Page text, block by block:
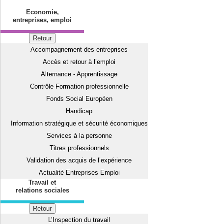
Economie,
entreprises, emploi
Retour
Accompagnement des entreprises
Accès et retour à l’emploi
Alternance - Apprentissage
Contrôle Formation professionnelle
Fonds Social Européen
Handicap
Information stratégique et sécurité économiques
Services à la personne
Titres professionnels
Validation des acquis de l’expérience
Actualité Entreprises Emploi
Travail et
relations sociales
Retour
L’Inspection du travail